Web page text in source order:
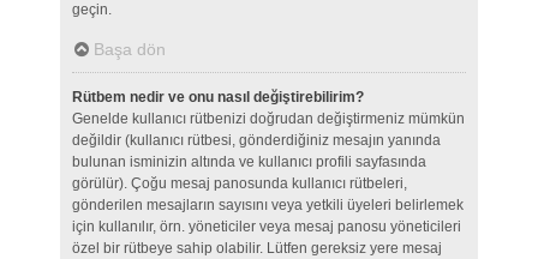
geçin.
Başa dön
Rütbem nedir ve onu nasıl değiştirebilirim?
Genelde kullanıcı rütbenizi doğrudan değiştirmeniz mümkün
değildir (kullanıcı rütbesi, gönderdiğiniz mesajın yanında
bulunan isminizin altında ve kullanıcı profili sayfasında
görülür). Çoğu mesaj panosunda kullanıcı rütbeleri,
gönderilen mesajların sayısını veya yetkili üyeleri belirlemek
için kullanılır, örn. yöneticiler veya mesaj panosu yöneticileri
özel bir rütbeye sahip olabilir. Lütfen gereksiz yere mesaj